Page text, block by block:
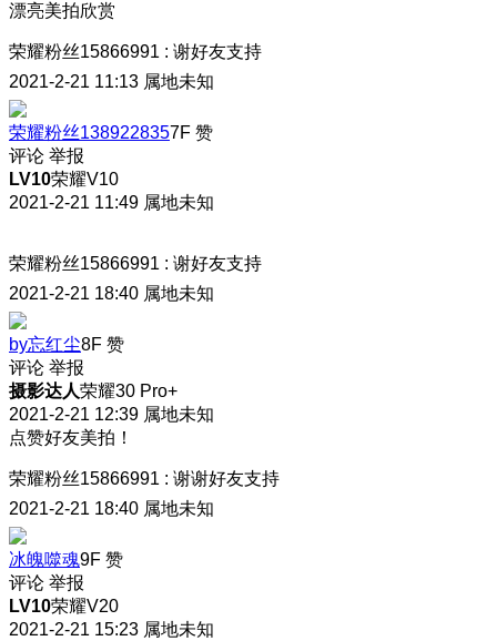
漂亮美拍欣赏
荣耀粉丝15866991 : 谢好友支持
2021-2-21 11:13 属地未知
荣耀粉丝1389228357F 赞
评论 举报
LV10荣耀V10
2021-2-21 11:49 属地未知
荣耀粉丝15866991 : 谢好友支持
2021-2-21 18:40 属地未知
by忘红尘8F 赞
评论 举报
摄影达人荣耀30 Pro+
2021-2-21 12:39 属地未知
点赞好友美拍！
荣耀粉丝15866991 : 谢谢好友支持
2021-2-21 18:40 属地未知
冰魄噬魂9F 赞
评论 举报
LV10荣耀V20
2021-2-21 15:23 属地未知